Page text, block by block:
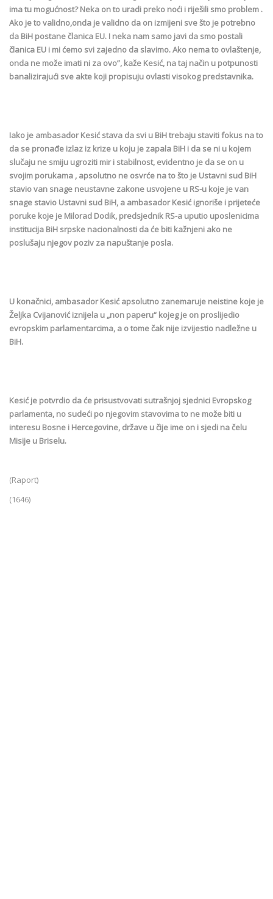
ima tu mogućnost? Neka on to uradi preko noći i riješili smo problem .
Ako je to validno,onda je validno da on izmijeni sve što je potrebno
da BiH postane članica EU. I neka nam samo javi da smo postali
članica EU i mi ćemo svi zajedno da slavimo. Ako nema to ovlaštenje,
onda ne može imati ni za ovo”, kaže Kesić, na taj način u potpunosti
banalizirajući sve akte koji propisuju ovlasti visokog predstavnika.
Iako je ambasador Kesić stava da svi u BiH trebaju staviti fokus na to
da se pronađe izlaz iz krize u koju je zapala BiH i da se ni u kojem
slučaju ne smiju ugroziti mir i stabilnost, evidentno je da se on u
svojim porukama , apsolutno ne osvrće na to što je Ustavni sud BiH
stavio van snage neustavne zakone usvojene u RS-u koje je van
snage stavio Ustavni sud BiH, a ambasador Kesić ignoriše i prijeteće
poruke koje je Milorad Dodik, predsjednik RS-a uputio uposlenicima
institucija BiH srpske nacionalnosti da će biti kažnjeni ako ne
poslušaju njegov poziv za napuštanje posla.
U konačnici, ambasador Kesić apsolutno zanemaruje neistine koje je
Željka Cvijanović iznijela u „non paperu“ kojeg je on proslijedio
evropskim parlamentarcima, a o tome čak nije izvijestio nadležne u
BiH.
Kesić je potvrdio da će prisustvovati sutrašnjoj sjednici Evropskog
parlamenta, no sudeći po njegovim stavovima to ne može biti u
interesu Bosne i Hercegovine, države u čije ime on i sjedi na čelu
Misije u Briselu.
(Raport)
(1646)